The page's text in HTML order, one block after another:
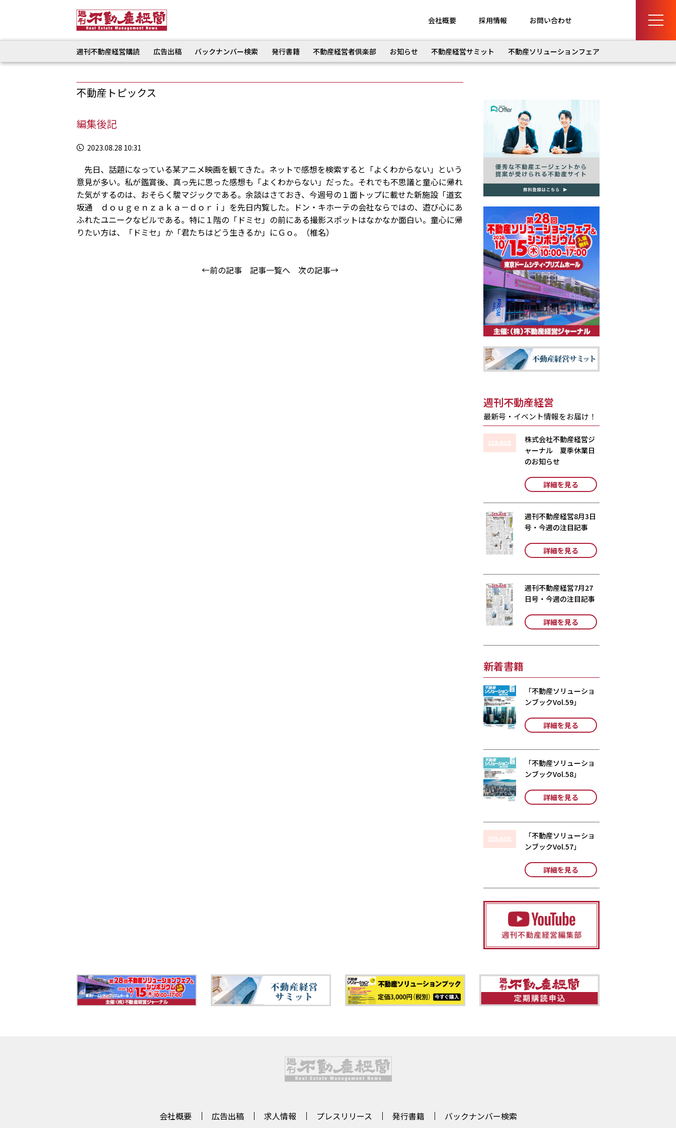
会社概要 採用情報 お問い合わせ
週刊不動産経営購読 広告出稿 バックナンバー検索 発行書籍 不動産経営者倶楽部 お知らせ 不動産経営サミット 不動産ソリューションフェア
不動産トピックス
編集後記
2023.08.28 10:31
先日、話題になっている某アニメ映画を観てきた。ネットで感想を検索すると「よくわからない」という
意見が多い。私が鑑賞後、真っ先に思った感想も「よくわからない」だった。それでも不思議と童心に帰れ
た気がするのは、おそらく駿マジックである。余談はさておき、今週号の１面トップに載せた新施設「道玄
坂通 ｄｏｕｇｅｎｚａｋａ－ｄｏｒｉ」を先日内覧した。ドン・キホーテの会社ならではの、遊び心にあ
ふれたユニークなビルである。特に１階の「ドミセ」の前にある撮影スポットはなかなか面白い。童心に帰
りたい方は、「ドミセ」か「君たちはどう生きるか」にＧｏ。（椎名）
←前の記事 記事一覧へ 次の記事→
週刊不動産経営
最新号・イベント情報をお届け！
株式会社不動産経営ジ
ャーナル 夏季休業日
のお知らせ
詳細を見る
週刊不動産経営8月3日
号・今週の注目記事
詳細を見る
週刊不動産経営7月27
日号・今週の注目記事
詳細を見る
新着書籍
「不動産ソリューショ
ンブックVol.59」
詳細を見る
「不動産ソリューショ
ンブックVol.58」
詳細を見る
「不動産ソリューショ
ンブックVol.57」
詳細を見る
会社概要 広告出稿 求人情報 プレスリリース 発行書籍 バックナンバー検索